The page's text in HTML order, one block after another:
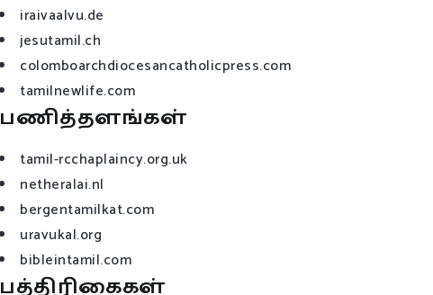
iraivaalvu.de
jesutamil.ch
colomboarchdiocesancatholicpress.com
tamilnewlife.com
பணித்தளங்கள்
tamil-rcchaplaincy.org.uk
netheralai.nl
bergentamilkat.com
uravukal.org
bibleintamil.com
பத்திரிகைகள்